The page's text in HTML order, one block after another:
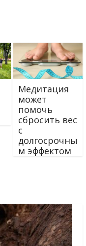
Медитация
может
помочь
сбросить вес
с
долгосрочны
м эффектом